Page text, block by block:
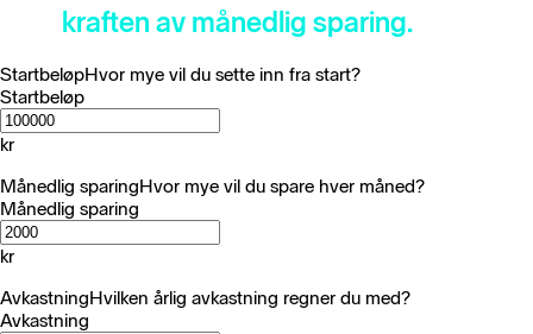
kraften av månedlig sparing.
StartbeløpHvor mye vil du sette inn fra start?
Startbeløp
kr
Månedlig sparingHvor mye vil du spare hver måned?
Månedlig sparing
kr
AvkastningHvilken årlig avkastning regner du med?
Avkastning